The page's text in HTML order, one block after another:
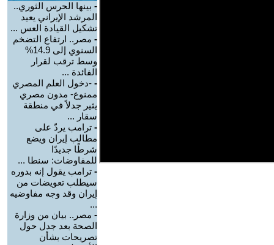
- بينها الحرس الثوري..
المرشد الإيراني يعيد
تشكيل القيادة العس ...
- مصر.. ارتفاع التضخم
السنوي إلى 14.9%
وسط ترقب لقرار
الفائدة ...
- -دخول العلم المصري
ممنوع- مدون مصري
يثير جدلاً في منطقة
سقار ...
- ترامب يردّ على
مطالب إيران ويضع
شرطًا جديدًا
للمفاوضات: سنطا ...
- ترامب يقول إنه بدوره
سيطلب تعويضات من
إيران وقد وجه مفاوضيه
...
- مصر.. بيان من وزارة
الصحة بعد جدل حول
تصريحات بشأن